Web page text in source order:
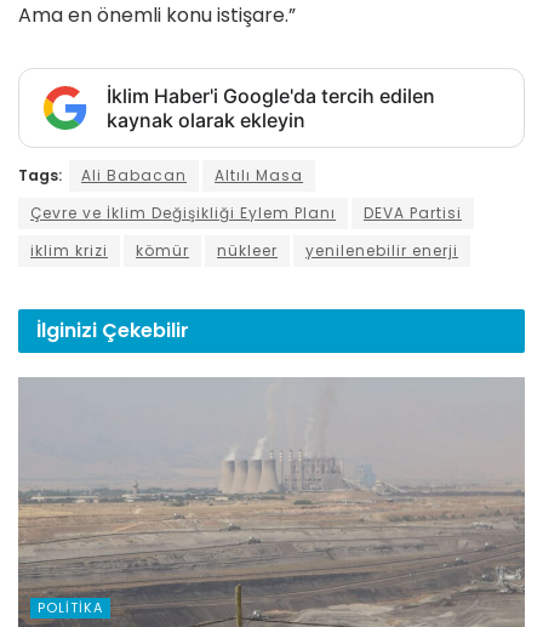
Ama en önemli konu istişare.”
İklim Haber'i Google'da tercih edilen
kaynak olarak ekleyin
Tags: Ali Babacan
Altılı Masa
Çevre ve İklim Değişikliği Eylem Planı
DEVA Partisi
iklim krizi
kömür nükleer yenilenebilir enerji
İlginizi Çekebilir
POLITIKA